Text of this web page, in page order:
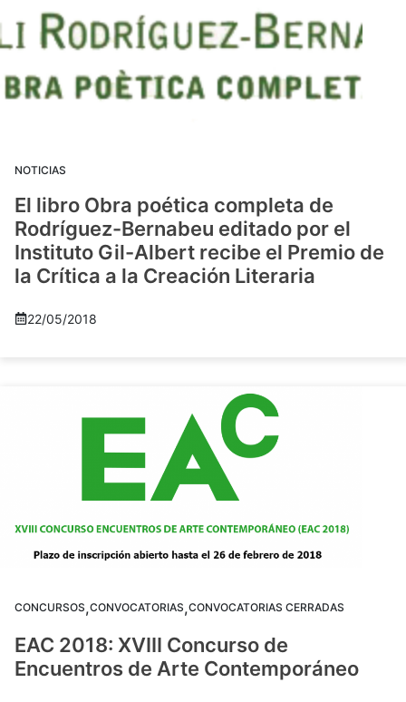
NOTICIAS
El libro Obra poética completa de
Rodríguez-Bernabeu editado por el
Instituto Gil-Albert recibe el Premio de
la Crítica a la Creación Literaria
22/05/2018
CONCURSOS,CONVOCATORIAS,CONVOCATORIAS CERRADAS
EAC 2018: XVIII Concurso de
Encuentros de Arte Contemporáneo